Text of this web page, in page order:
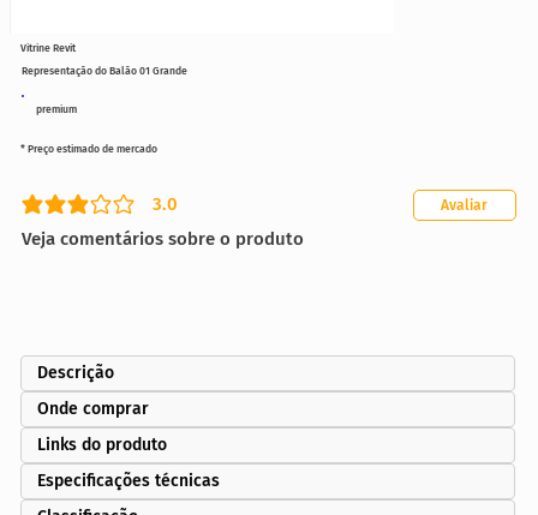
premium
Representação do Balão 01 Grande
3.0
classificação média é 3 de 5
Veja comentários sobre o produto
Avaliar
* Preço estimado de mercado
Vitrine Revit
Descrição
Onde comprar
Links do produto
Especificações técnicas